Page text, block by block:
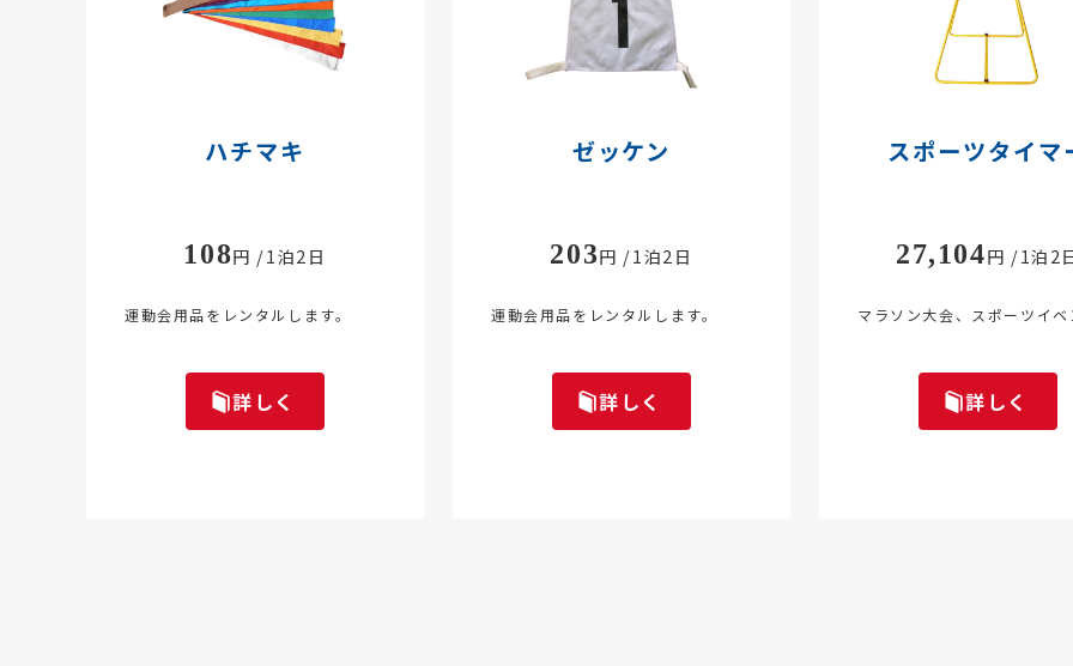
ハチマキ
108円 /1泊2日
運動会用品をレンタルします。
詳しく
ゼッケン
203円 /1泊2日
運動会用品をレンタルします。
詳しく
スポーツタイマ
27,104円 /1泊2
マラソン大会、スポーツイ
詳しく